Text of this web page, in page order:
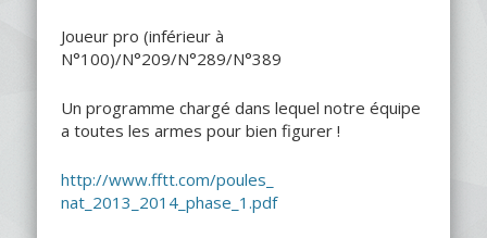
Joueur pro (inférieur à
N°100)/N°209/N°289/N°389
Un programme chargé dans lequel notre équipe
a toutes les armes pour bien figurer !
http://www.fftt.com/poules_
nat_2013_2014_phase_1.pdf